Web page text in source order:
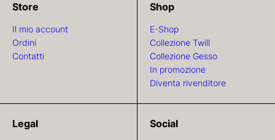
Store
Il mio account
Ordini
Contatti
Shop
E-Shop
Collezione Twill
Collezione Gesso
In promozione
Diventa rivenditore
Legal Social